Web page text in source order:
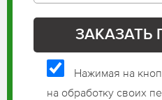
Нажимая на
на обработку своих